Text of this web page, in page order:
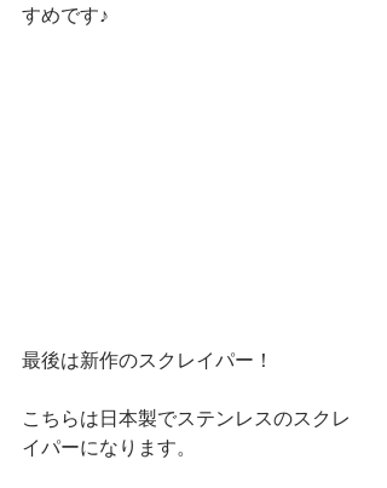
すめです♪
最後は新作のスクレイパー！
こちらは日本製でステンレスのスクレ
イパーになります。